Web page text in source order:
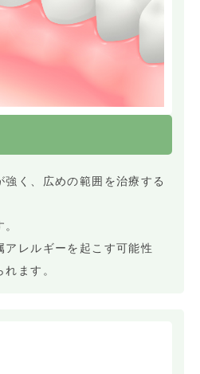
く、広めの範囲を治療する
レルギーを起こす可能性
ます。